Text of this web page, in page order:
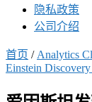
隐私政策
公司介绍
首页 / Analytics
Einstein Discovery